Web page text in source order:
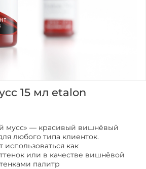
15 мл etalon
мусс» — красивый вишнёвый
любого типа клиенток.
как
или в качестве вишнёвой
палитр